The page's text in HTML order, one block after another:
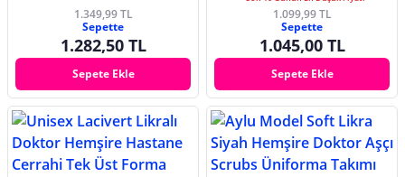
1.349,99 TL
Sepette
1.282,50 TL
Sepete Ekle
1.099,99 TL
Sepette
1.045,00 TL
Sepete Ekle